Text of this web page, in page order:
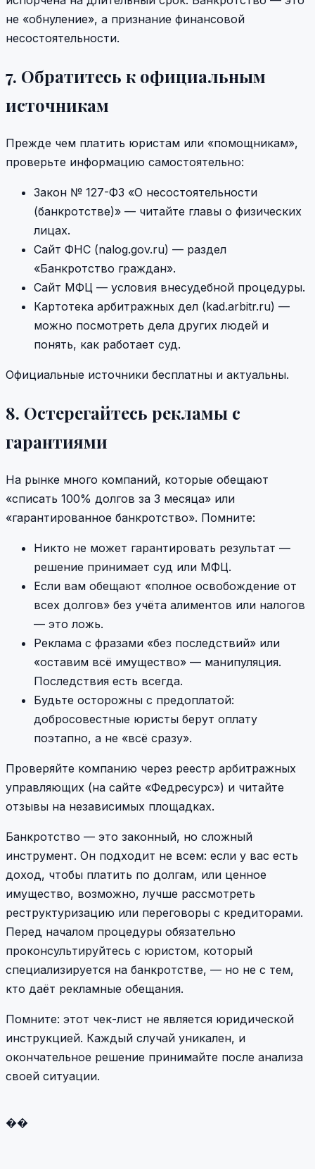
не «обнуление», а признание финансовой
несостоятельности.
7. Обратитесь к официальным
источникам
Прежде чем платить юристам или «помощникам»,
проверьте информацию самостоятельно:
Закон № 127-ФЗ «О несостоятельности
(банкротстве)» — читайте главы о физических
лицах.
Сайт ФНС (nalog.gov.ru) — раздел
«Банкротство граждан».
Сайт МФЦ — условия внесудебной процедуры.
Картотека арбитражных дел (kad.arbitr.ru) —
можно посмотреть дела других людей и
понять, как работает суд.
Официальные источники бесплатны и актуальны.
8. Остерегайтесь рекламы с
гарантиями
На рынке много компаний, которые обещают
«списать 100% долгов за 3 месяца» или
«гарантированное банкротство». Помните:
Никто не может гарантировать результат —
решение принимает суд или МФЦ.
Если вам обещают «полное освобождение от
всех долгов» без учёта алиментов или налогов
— это ложь.
Реклама с фразами «без последствий» или
«оставим всё имущество» — манипуляция.
Последствия есть всегда.
Будьте осторожны с предоплатой:
добросовестные юристы берут оплату
поэтапно, а не «всё сразу».
Проверяйте компанию через реестр арбитражных
управляющих (на сайте «Федресурс») и читайте
отзывы на независимых площадках.
Банкротство — это законный, но сложный
инструмент. Он подходит не всем: если у вас есть
доход, чтобы платить по долгам, или ценное
имущество, возможно, лучше рассмотреть
реструктуризацию или переговоры с кредиторами.
Перед началом процедуры обязательно
проконсультируйтесь с юристом, который
специализируется на банкротстве, — но не с тем,
кто даёт рекламные обещания.
Помните: этот чек-лист не является юридической
инструкцией. Каждый случай уникален, и
окончательное решение принимайте после анализа
своей ситуации.
��